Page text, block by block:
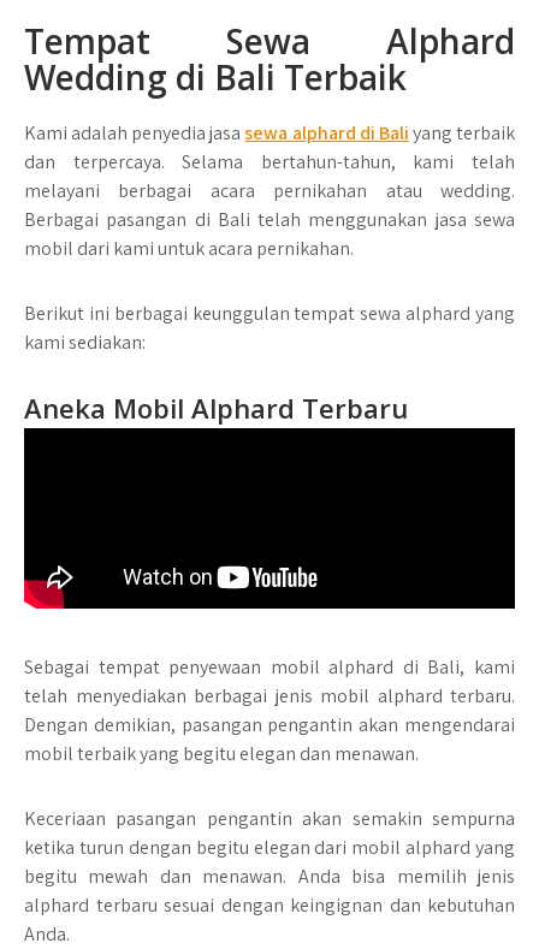
Tempat Sewa Alphard
Wedding di Bali Terbaik
Kami adalah penyedia jasasewa alphard di Baliyang terbaik
dan terpercaya. Selama bertahun-tahun, kami telah
melayani berbagai acara pernikahan atau wedding.
Berbagai pasangan di Bali telah menggunakan jasa sewa
mobil dari kami untuk acara pernikahan.
Berikut ini berbagai keunggulan tempat sewa alphard yang
kami sediakan:
Aneka Mobil Alphard Terbaru
Sebagai tempat penyewaan mobil alphard di Bali, kami
telah menyediakan berbagai jenis mobil alphard terbaru.
Dengan demikian, pasangan pengantin akan mengendarai
mobil terbaik yang begitu elegan dan menawan.
Keceriaan pasangan pengantin akan semakin sempurna
ketika turun dengan begitu elegan dari mobil alphard yang
begitu mewah dan menawan. Anda bisa memilih jenis
alphard terbaru sesuai dengan keingignan dan kebutuhan
Anda.